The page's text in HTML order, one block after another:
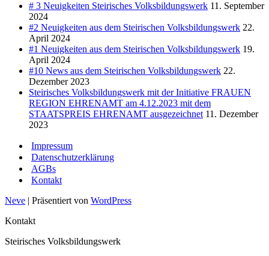
# 3 Neuigkeiten Steirisches Volksbildungswerk 11. September
2024
#2 Neuigkeiten aus dem Steirischen Volksbildungswerk 22.
April 2024
#1 Neuigkeiten aus dem Steirischen Volksbildungswerk 19.
April 2024
#10 News aus dem Steirischen Volksbildungswerk 22.
Dezember 2023
Steirisches Volksbildungswerk mit der Initiative FRAUEN
REGION EHRENAMT am 4.12.2023 mit dem
STAATSPREIS EHRENAMT ausgezeichnet 11. Dezember
2023
Impressum
Datenschutzerklärung
AGBs
Kontakt
Neve | Präsentiert von WordPress
Kontakt
Steirisches Volksbildungswerk